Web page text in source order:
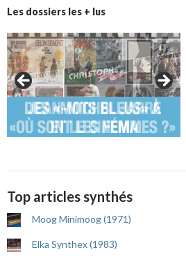
Les dossiers les + lus
Top articles synthés
Moog Minimoog (1971)
Elka Synthex (1983)